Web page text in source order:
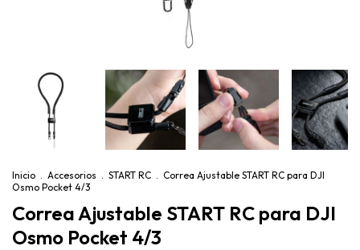
Inicio . Accesorios . START RC . Correa Ajustable START RC para DJI
Osmo Pocket 4/3
Correa Ajustable START RC para DJI
Osmo Pocket 4/3